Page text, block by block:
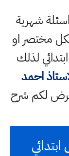
شهرية
مختصر او
لذلك
احمد
لكم شرح